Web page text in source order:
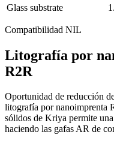
Glass substrate
Compatibilidad NIL
Litografía por
R2R
Oportunidad de reducción
litografía por nanoimprenta
sólidos de Kriya permite
haciendo las gafas AR de